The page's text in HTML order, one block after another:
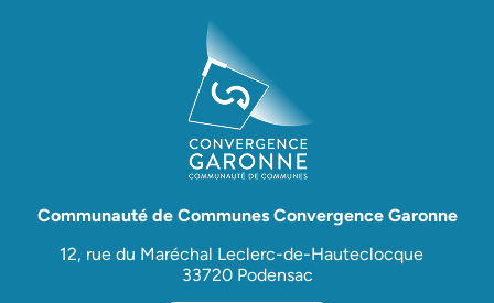
Communauté de Communes Convergence Garonne
12, rue du Maréchal Leclerc-de-Hauteclocque
33720 Podensac